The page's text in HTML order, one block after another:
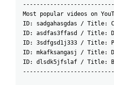
Most popular videos on
ID: sadgahasgdas / Title:
ID: asdfas3ffasd / Title:
ID: 3sdfgsd1j333 / Title:
ID: mkafksangasj / Title:
ID: dlsdk5jfslaf / Title: